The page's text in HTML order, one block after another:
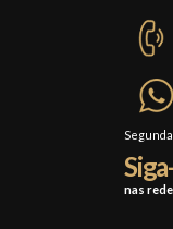
Política de
Trocas e Devoluções
Formas de
nas